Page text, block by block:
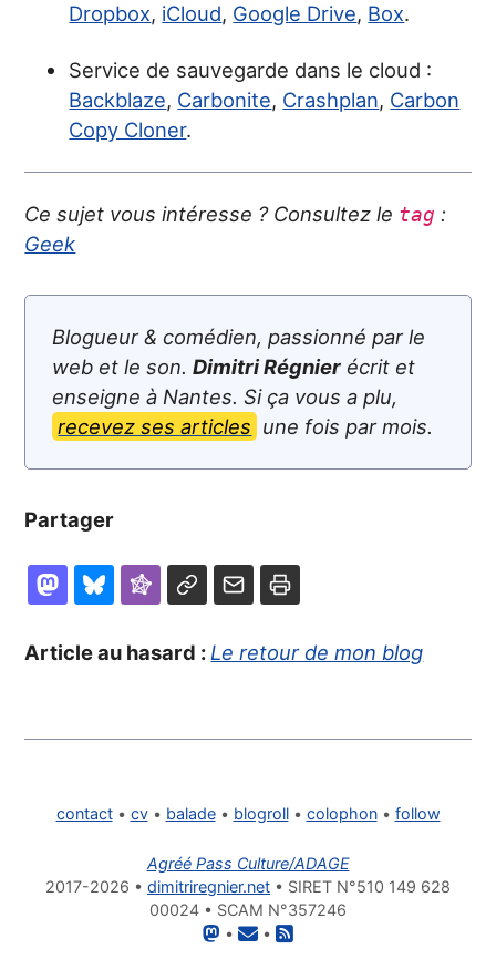
Dropbox, iCloud, Google Drive, Box.
Service de sauvegarde dans le cloud :
Backblaze, Carbonite, Crashplan, Carbon
Copy Cloner.
Ce sujet vous intéresse ? Consultez le tag :
Geek
Blogueur & comédien, passionné par le
web et le son.Dimitri Régnier écrit et
enseigne à Nantes. Si ça vous a plu,
recevez ses articles une fois par mois.
Partager
Article au hasard :Le retour de mon blog
contact• cv• balade• blogroll• colophon• follow
Agréé Pass Culture/ADAGE
2017-2026 • dimitriregnier.net • SIRET N°510 149 628
00024 • SCAM N°357246
•
•